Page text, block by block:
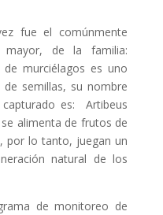
fue el comúnmente
mayor, de la familia:
de murciélagos es uno
de semillas, su nombre
es: Artibeus
alimenta de frutos de
por lo tanto, juegan un
natural de los
de monitoreo de